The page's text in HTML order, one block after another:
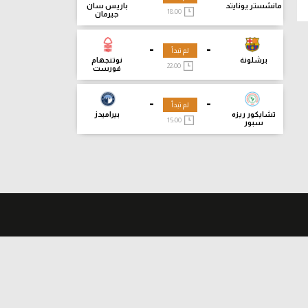
مانشستر يونايتد
باريس سان
جيرمان
18:00
-
برشلونة
-
نوتنجهام
فورست
لم تبدأ
-
تشايكور ريزه
سبور
-
بيراميدز
لم تبدأ
15:00